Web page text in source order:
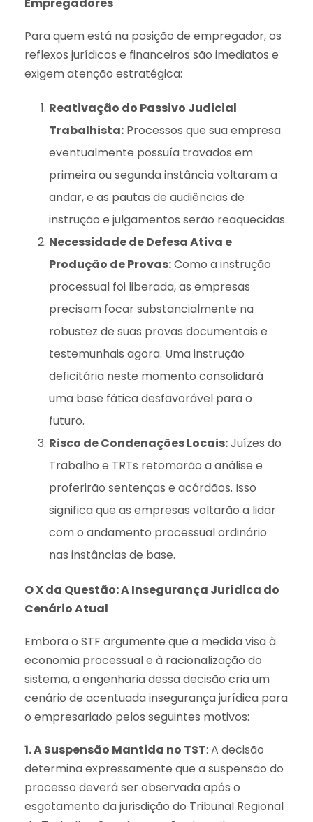
Para quem está na posição de empregador, os
reflexos jurídicos e financeiros são imediatos e
exigem atenção estratégica:
Reativação do Passivo Judicial
Trabalhista: Processos que sua empresa
eventualmente possuía travados em
primeira ou segunda instância voltaram a
andar, e as pautas de audiências de
instrução e julgamentos serão reaquecidas.
Necessidade de Defesa Ativa e
Produção de Provas:Como a instrução
processual foi liberada, as empresas
precisam focar substancialmente na
robustez de suas provas documentais e
testemunhais agora. Uma instrução
deficitária neste momento consolidará
uma base fática desfavorável para o
futuro.
Risco de Condenações Locais:Juízes do
Trabalho e TRTs retomarão a análise e
proferirão sentenças e acórdãos. Isso
significa que as empresas voltarão a lidar
com o andamento processual ordinário
nas instâncias de base.
O X da Questão: A Insegurança Jurídica do
Cenário Atual
Embora o STF argumente que a medida visa à
economia processual e à racionalização do
sistema, a engenharia dessa decisão cria um
cenário de acentuada insegurança jurídica para
o empresariado pelos seguintes motivos:
1. A Suspensão Mantida no TST: A decisão
determina expressamente que a suspensão do
processo deverá ser observada após o
esgotamento da jurisdição do Tribunal Regional